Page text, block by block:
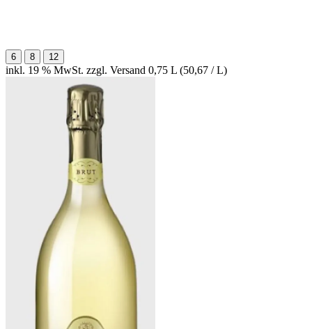
6 8 12
inkl. 19 % MwSt. zzgl. Versand 0,75 L (50,67 / L)